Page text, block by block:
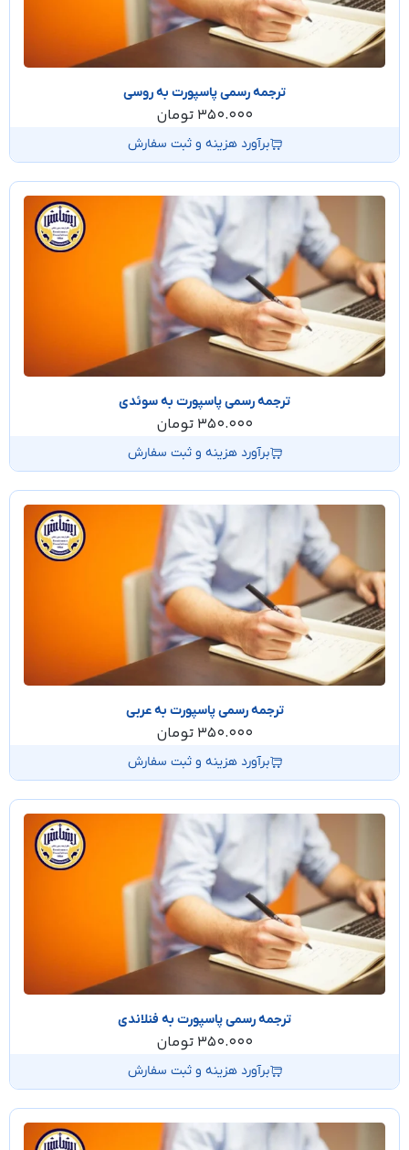
ترجمه رسمی پاسپورت به روسی
350.000 تومان
برآورد هزینه و ثبت سفارش
ترجمه رسمی پاسپورت به سوئدی
350.000 تومان
برآورد هزینه و ثبت سفارش
ترجمه رسمی پاسپورت به عربی
350.000 تومان
برآورد هزینه و ثبت سفارش
ترجمه رسمی پاسپورت به فنلاندی
350.000 تومان
برآورد هزینه و ثبت سفارش